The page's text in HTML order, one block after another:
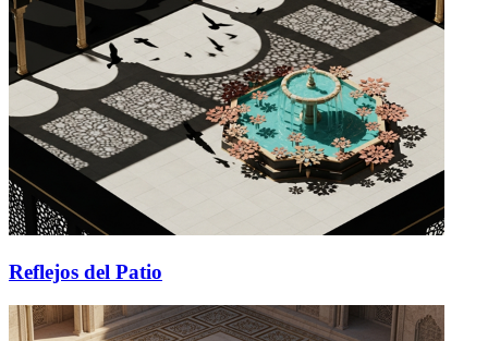
Reflejos del Patio